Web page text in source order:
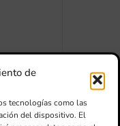
de
tecnologías como las
del dispositivo. El